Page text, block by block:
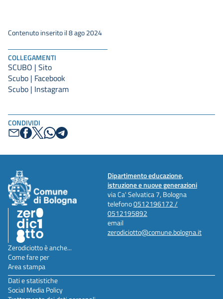
CONDIVIDI
COLLEGAMENTI
SCUBO | Sito
Scubo | Facebook
Scubo | Instagram
Contenuto inserito il 8 ago 2024
Dipartimento educazione,
istruzione e nuove generazioni
via Ca' Selvatica 7, Bologna
telefono0512196172 /
0512195892
email
zerodiciotto@comune.bologna.it
Zerodiciotto è anche...
Come fare per
Area stampa
Dati e statistiche
Social Media Policy